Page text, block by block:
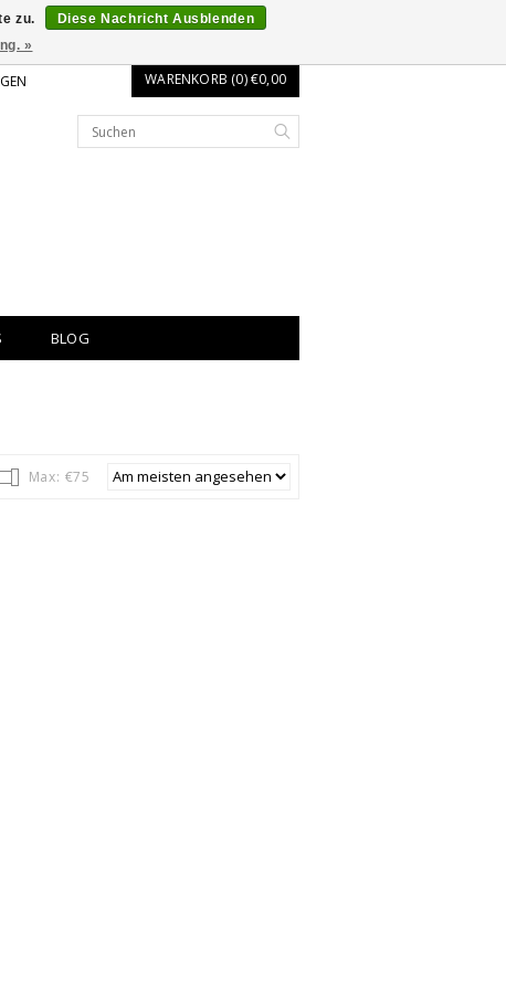
WARENKORB (0) €0,00
BLOG
Max: €75
zu.
Diese Nachricht Ausblenden
»